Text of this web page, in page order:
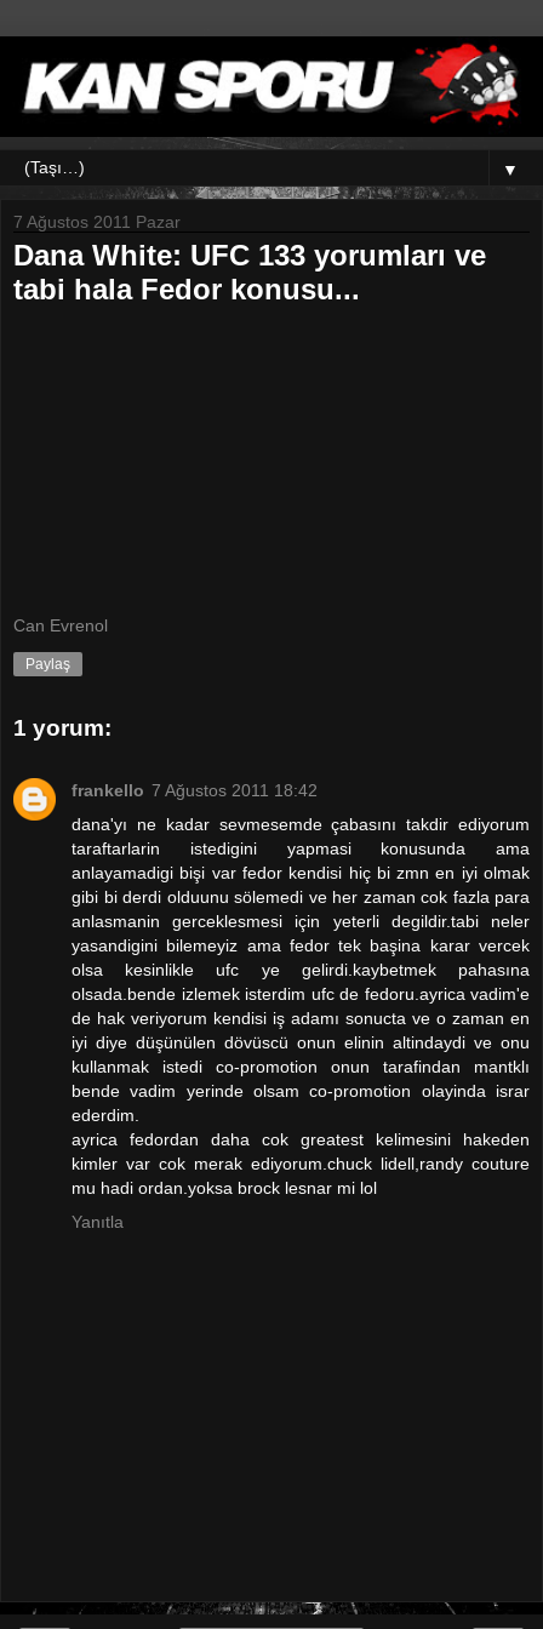
▼
7 Ağustos 2011 Pazar
Dana White: UFC 133 yorumları ve
tabi hala Fedor konusu...
Can Evrenol
Paylaş
1 yorum:
frankello 7 Ağustos 2011 18:42
dana'yı ne kadar sevmesemde çabasını takdir ediyorum
taraftarlarin istedigini yapmasi konusunda ama
anlayamadigi bişi var fedor kendisi hiç bi zmn en iyi olmak
gibi bi derdi olduunu sölemedi ve her zaman cok fazla para
anlasmanin gerceklesmesi için yeterli degildir.tabi neler
yasandigini bilemeyiz ama fedor tek başina karar vercek
olsa kesinlikle ufc ye gelirdi.kaybetmek pahasına
olsada.bende izlemek isterdim ufc de fedoru.ayrica vadim'e
de hak veriyorum kendisi iş adamı sonucta ve o zaman en
iyi diye düşünülen dövüscü onun elinin altindaydi ve onu
kullanmak istedi co-promotion onun tarafindan mantklı
bende vadim yerinde olsam co-promotion olayinda israr
ederdim.
ayrica fedordan daha cok greatest kelimesini hakeden
kimler var cok merak ediyorum.chuck lidell,randy couture
mu hadi ordan.yoksa brock lesnar mi lol
Yanıtla